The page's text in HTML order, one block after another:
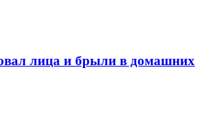
лица и брыли в домашних